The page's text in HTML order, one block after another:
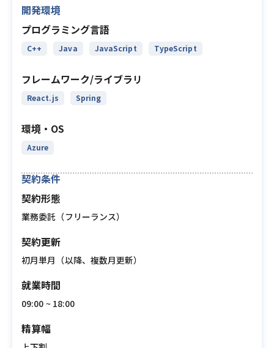
開発環境
プログラミング言語
C++ Java JavaScript TypeScript
フレームワーク/ライブラリ
React.js Spring
環境・OS
Azure
契約条件
契約形態
業務委託（フリーランス）
契約更新
初月単月（以降、複数月更新）
就業時間
09:00 ~ 18:00
精算幅